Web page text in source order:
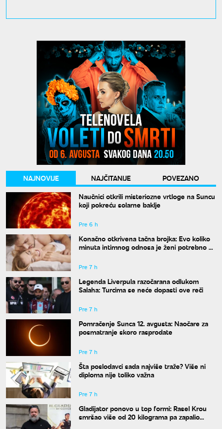
NAJNOVIJE NAJČITANIJE
POVEZANO
Naučnici otkrili misteriozne vrtloge na Suncu
koji pokreću solarne baklje
Pre 6 h
Konačno otkrivena tačna brojka: Evo koliko
minuta intimnog odnosa je ženi potrebno da
Pre 7 h
Legenda Liverpula razočarana odlukom
Salaha: Turcima se neće dopasti ove reči
Pre 7 h
Pomračenje Sunca 12. avgusta: Naočare za
posmatranje skoro rasprodate
Pre 7 h
Šta poslodavci sada najviše traže? Više ni
diploma nije toliko važna
Pre 7 h
Gladijator ponovo u top formi: Rasel Krou
smršao više od 20 kilograma pa zapalio